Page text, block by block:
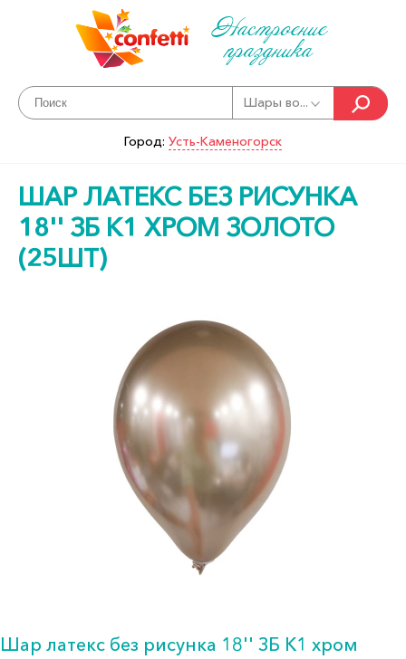
Настроение
праздника
Шары во...
Город: Усть-Каменогорск
ШАР ЛАТЕКС БЕЗ РИСУНКА
18'' ЗБ K1 ХРОМ ЗОЛОТО
(25ШТ)
Шар латекс без рисунка 18'' ЗБ K1 хром